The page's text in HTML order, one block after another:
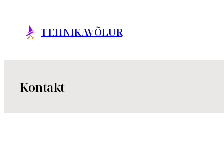
juurde
TEHNIKAVÕLUR
Kontakt